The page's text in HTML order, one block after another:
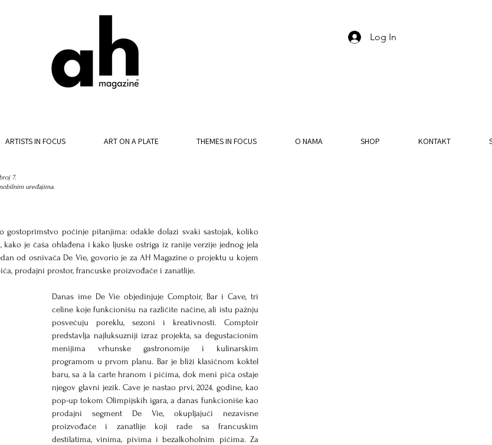
Log In
7.
uređajima.
gostoprimstvo počinje pitanjima: odakle dolazi svaki sastojak, koliko
je čaša ohlađena i kako ljuske ostriga iz ranije verzije jednog jela
od osnivača De Vie, govorio je za AH Magazine o projektu u kojem
prodajni prostor, francuske proizvođače i zanatlije.
Danas ime De Vie objedinjuje Comptoir, Bar i Cave, tri
celine koje funkcionišu na različite načine, ali istu pažnju
posvećuju poreklu, sezoni i kreativnosti. Comptoir
predstavlja najluksuzniji izraz projekta, sa degustacionim
menijima vrhunske gastronomije i kulinarskim
programom u prvom planu. Bar je bliži klasičnom koktel
baru, sa à la carte hranom i pićima, dok meni pića ostaje
njegov glavni jezik. Cave je nastao prvi, 2024. godine, kao
pop-up tokom Olimpijskih igara, a danas funkcioniše kao
prodajni segment De Vie, okupljajući nezavisne
proizvođače i zanatlije koji rade sa francuskim
destilatima, vinima, pivima i bezalkoholnim pićima. Za
ARTISTS IN FOCUS ART ON A PLATE THEMES IN FOCUS O NAMA SHOP KONTAKT